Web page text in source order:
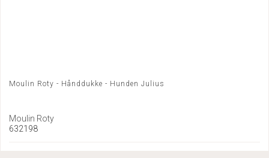
Moulin Roty - Hånddukke - Hunden Julius
Moulin Roty
632198